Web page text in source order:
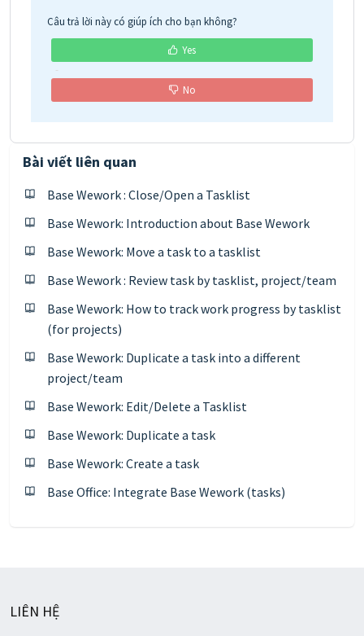
Câu trả lời này có giúp ích cho bạn không?
Yes
No
Bài viết liên quan
Base Wework : Close/Open a Tasklist
Base Wework: Introduction about Base Wework
Base Wework: Move a task to a tasklist
Base Wework : Review task by tasklist, project/team
Base Wework: How to track work progress by tasklist
(for projects)
Base Wework: Duplicate a task into a different
project/team
Base Wework: Edit/Delete a Tasklist
Base Wework: Duplicate a task
Base Wework: Create a task
Base Office: Integrate Base Wework (tasks)
LIÊN HỆ